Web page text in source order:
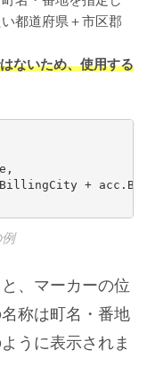
都道府県＋市区郡
ないため、使用する
+
、マーカーの位
称は町名・番地
うに表示されま